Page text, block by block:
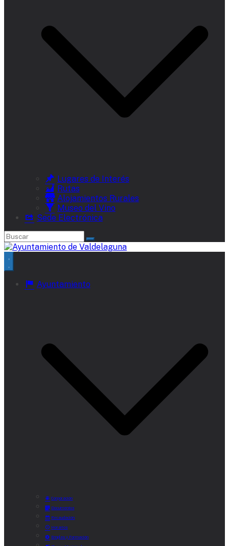
Lugares de Interés
Rutas
Alojamientos Rurales
Museo del Vino
Sede Electrónica
Ayuntamiento
Corporación
Documentos
Recaudación
Horarios
Empleo y Formación